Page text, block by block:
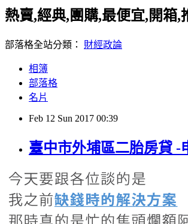
熱賣,經典,團購,最便宜,開箱,
部落格全站分類： 財經政論
相簿
部落格
名片
Feb 12 Sun 2017 00:39
臺中市外埔區二胎房貸 -